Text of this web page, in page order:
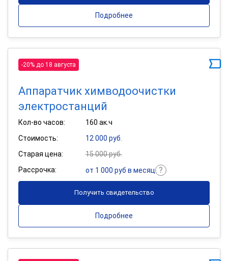
Подробнее
-20% до 18 августа
Аппаратчик химводоочистки
электростанций
Кол-во часов:
160 ак.ч
Стоимость:
12 000 руб.
Старая цена:
15 000 руб.
Рассрочка:
от 1 000 руб в месяц
Получить свидетельство
Подробнее